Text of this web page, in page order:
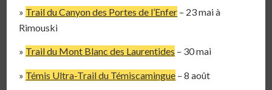
» Trail du Canyon des Portes de l’Enfer – 23 mai à
Rimouski
» Trail du Mont Blanc des Laurentides – 30 mai
» Témis Ultra-Trail du Témiscamingue – 8 août